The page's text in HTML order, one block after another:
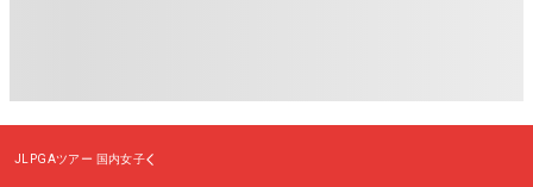
JLPGAツアー 国内女子